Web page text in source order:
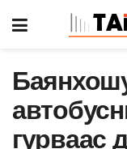
гурваас